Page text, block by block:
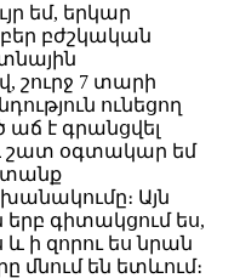
եմ, երկար
բժշկական
7 տարի
ունեցող
է գրանցվել
շատ օգտակար եմ
Այն
գիտակցում ես,
ի զորու ես նրան
մնում են ետևում։